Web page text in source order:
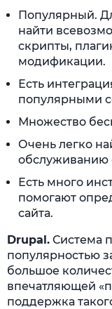
Популярный.
найти
скрипты,
модификации.
Есть
популярными
Множество
Очень легко
обслуживанию
Есть много
помогают
сайта.
Drupal. Система
популярностью
большое
впечатляющей
поддержка